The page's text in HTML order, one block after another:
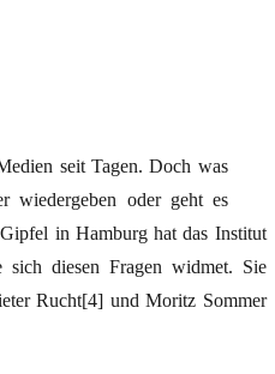
seit Tagen. Doch was
wiedergeben oder geht es
in Hamburg hat das Institut
sich diesen Fragen widmet. Sie
Rucht[4] und Moritz Sommer